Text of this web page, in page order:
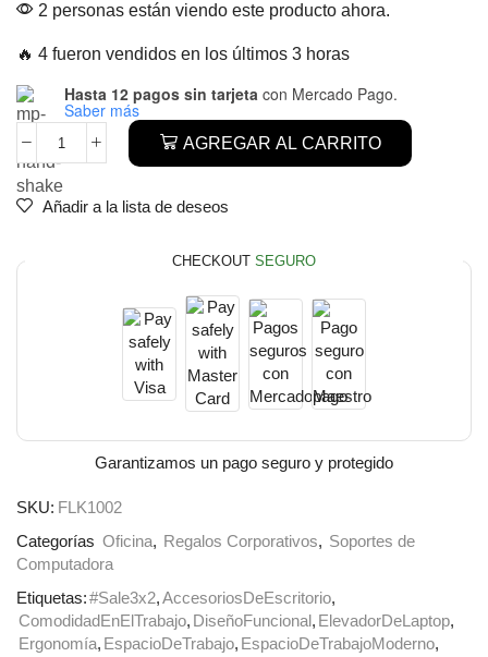
2 personas están viendo este producto ahora.
🔥 4 fueron vendidos en los últimos 3 horas
Hasta 12 pagos sin tarjeta con Mercado Pago.
Saber más
AGREGAR AL CARRITO
Añadir a la lista de deseos
CHECKOUT SEGURO
Garantizamos un pago seguro y protegido
SKU: FLK1002
Categorías Oficina, Regalos Corporativos, Soportes de
Computadora
Etiquetas:#Sale3x2,AccesoriosDeEscritorio,
ComodidadEnElTrabajo, DiseñoFuncional, ElevadorDeLaptop,
Ergonomía, EspacioDeTrabajo, EspacioDeTrabajoModerno,